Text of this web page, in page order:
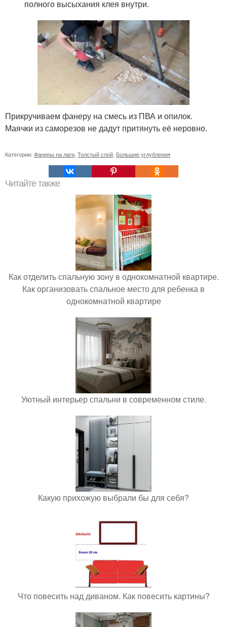
полного высыхания клея внутри.
Прикручиваем фанеру на смесь из ПВА и опилок.
Маячки из саморезов не дадут притянуть её неровно.
Категории: Фанеры на лаги, Толстый слой, Большие углубления
Читайте также
Как отделить спальную зону в однокомнатной квартире.
Как организовать спальное место для ребенка в
однокомнатной квартире
Уютный интерьер спальни в современном стиле.
Какую прихожую выбрали бы для себя?
Что повесить над диваном. Как повесить картины?